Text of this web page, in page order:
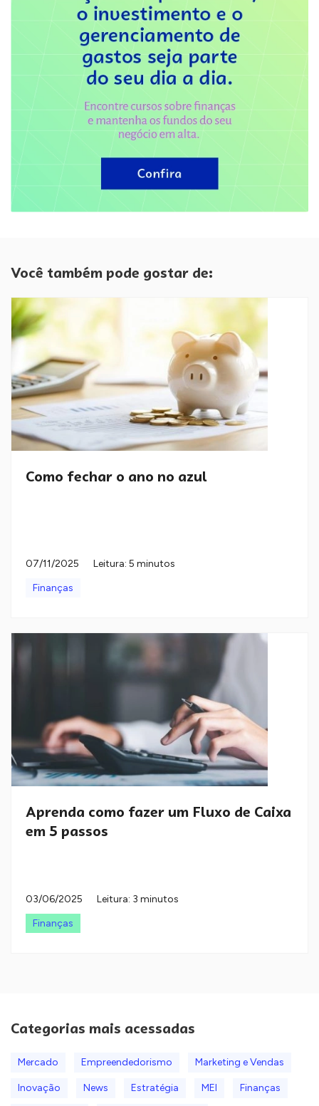
Você também pode gostar de:
Como fechar o ano no azul
07/11/2025
Leitura: 5 minutos
Finanças
Aprenda como fazer um Fluxo de Caixa
em 5 passos
03/06/2025
Leitura: 3 minutos
Finanças
Categorias mais acessadas
Mercado Empreendedorismo Marketing e Vendas
Inovação News Estratégia MEI Finanças